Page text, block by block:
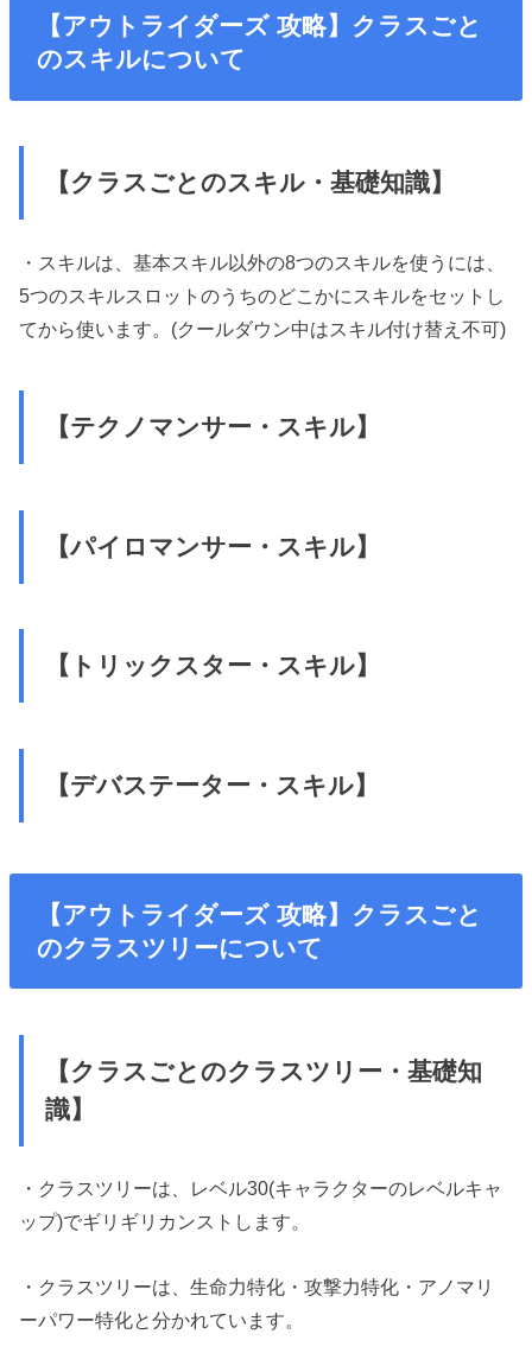
【アウトライダーズ 攻略】クラスごと
のスキルについて
【クラスごとのスキル・基礎知識】
・スキルは、基本スキル以外の8つのスキルを使うには、
5つのスキルスロットのうちのどこかにスキルをセットし
てから使います。(クールダウン中はスキル付け替え不可)
【テクノマンサー・スキル】
【パイロマンサー・スキル】
【トリックスター・スキル】
【デバステーター・スキル】
【アウトライダーズ 攻略】クラスごと
のクラスツリーについて
【クラスごとのクラスツリー・基礎知
識】
・クラスツリーは、レベル30(キャラクターのレベルキャ
ップ)でギリギリカンストします。
・クラスツリーは、生命力特化・攻撃力特化・アノマリ
ーパワー特化と分かれています。